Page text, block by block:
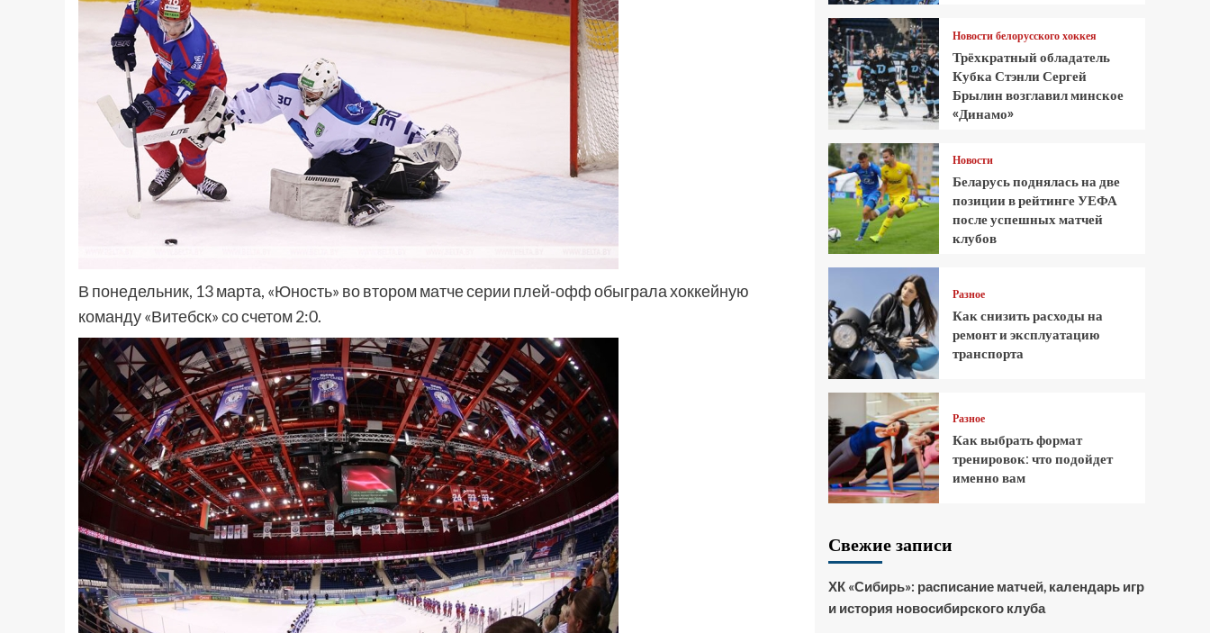
В понедельник, 13 марта, «Юность» во втором матче серии плей-офф обыграла хоккейную
команду «Витебск» со счетом 2:0.
Новости белорусского хоккея
Трёхкратный обладатель
Кубка Стэнли Сергей
Брылин возглавил минское
«Динамо»
Новости
Беларусь поднялась на две
позиции в рейтинге УЕФА
после успешных матчей
клубов
Разное
Как снизить расходы на
ремонт и эксплуатацию
транспорта
Разное
Как выбрать формат
тренировок: что подойдет
именно вам
Свежие записи
ХК «Сибирь»: расписание матчей, календарь игр
и история новосибирского клуба